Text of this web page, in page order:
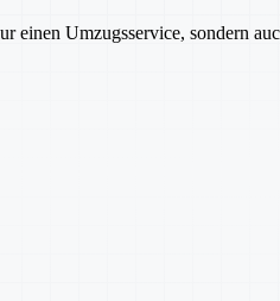
Umzugsservice, sondern